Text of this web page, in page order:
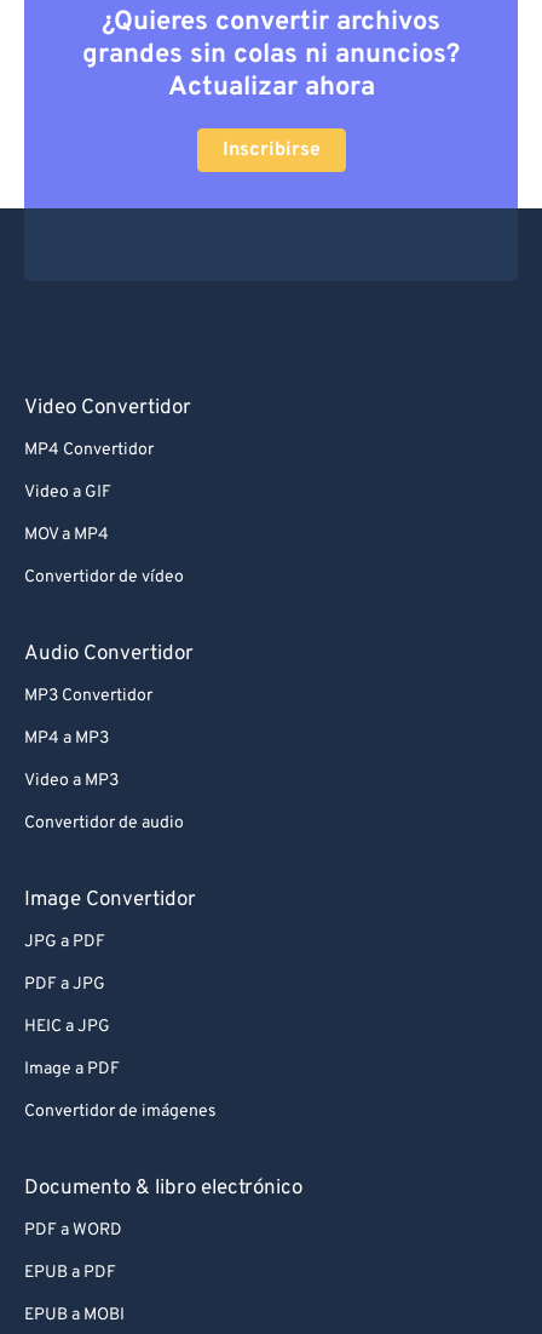
¿Quieres convertir archivos
grandes sin colas ni anuncios?
Actualizar ahora
Inscribirse
Video Convertidor
MP4 Convertidor
Video a GIF
MOV a MP4
Convertidor de vídeo
Audio Convertidor
MP3 Convertidor
MP4 a MP3
Video a MP3
Convertidor de audio
Image Convertidor
JPG a PDF
PDF a JPG
HEIC a JPG
Image a PDF
Convertidor de imágenes
Documento & libro electrónico
PDF a WORD
EPUB a PDF
EPUB a MOBI